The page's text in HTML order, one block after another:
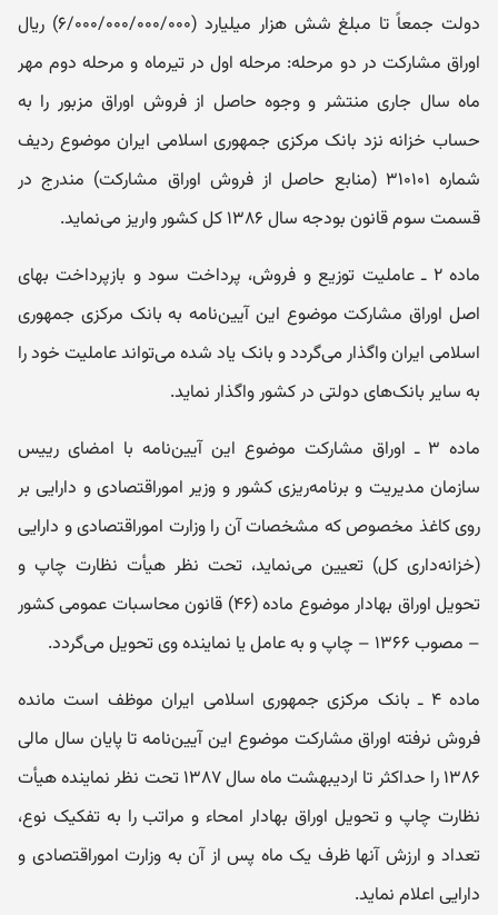
دولت جمعاً تا مبلغ شش هزار میلیارد (۶/۰۰۰/۰۰۰/۰۰۰/۰۰۰) ریال
اوراق مشارکت در دو مرحله: مرحله اول در تیرماه و مرحله دوم مهر
ماه سال جاری منتشر و وجوه حاصل از فروش اوراق مزبور را به
حساب خزانه نزد بانک مرکزی جمهوری اسلامی ایران موضوع ردیف
شماره ۳۱۰۱۰۱ (منابع حاصل از فروش اوراق مشارکت) مندرج در
قسمت سوم قانون بودجه سال ۱۳۸۶ کل کشور واریز می‌نماید.
ماده ۲ ـ عاملیت توزیع و فروش، پرداخت سود و بازپرداخت بهای
اصل اوراق مشارکت موضوع این آیین‌نامه به بانک مرکزی جمهوری
اسلامی ایران واگذار می‌گردد و بانک یاد شده می‌تواند عاملیت خود را
به سایر بانک‌های دولتی در کشور واگذار نماید.
ماده ۳ ـ اوراق مشارکت موضوع این آیین‌نامه با امضای رییس
سازمان مدیریت و برنامه‌ریزی کشور و وزیر اموراقتصادی و دارایی بر
روی کاغذ مخصوص که مشخصات آن را وزارت اموراقتصادی و دارایی
(خزانه‌داری کل) تعیین می‌نماید، تحت نظر هیأت نظارت چاپ و
تحویل اوراق بهادار موضوع ماده (۴۶) قانون محاسبات عمومی کشور
– مصوب ۱۳۶۶ – چاپ و به عامل یا نماینده وی تحویل می‌گردد.
ماده ۴ ـ بانک مرکزی جمهوری اسلامی ایران موظف است مانده
فروش نرفته اوراق مشارکت موضوع این آیین‌نامه تا پایان سال مالی
۱۳۸۶ را حداکثر تا اردیبهشت ماه سال ۱۳۸۷ تحت نظر نماینده هیأت
نظارت چاپ و تحویل اوراق بهادار امحاء و مراتب را به تفکیک نوع،
تعداد و ارزش آنها ظرف یک ماه پس از آن به وزارت اموراقتصادی و
دارایی اعلام نماید.